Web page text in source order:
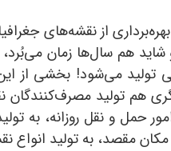
بهره‌برداری از نقشه‌های
شاید هم سال‌ها زمان
تولید می‌شود! بخشی از
هم تولید
حمل و نقل روزانه، به
مقصد، به تولید انواع